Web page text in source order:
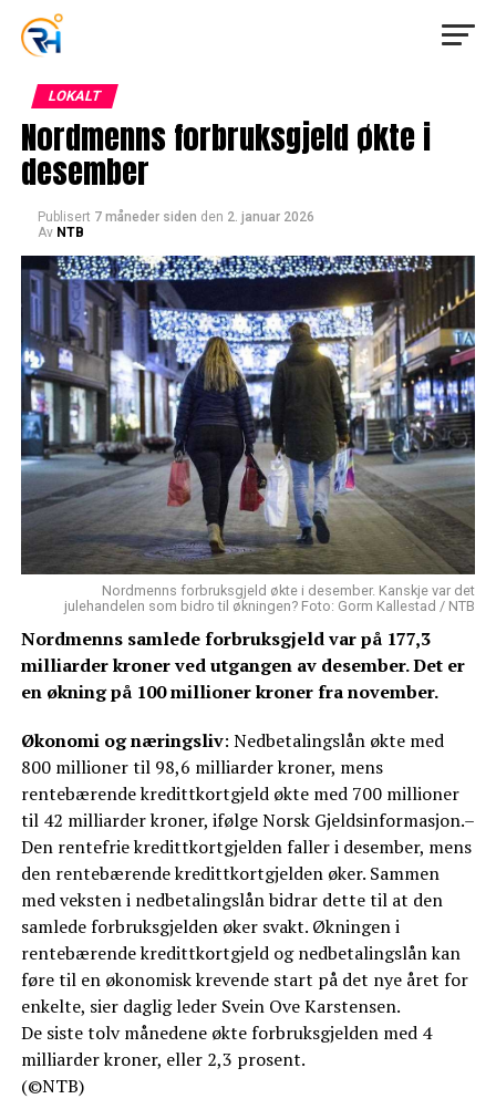
LOKALT
Nordmenns forbruksgjeld økte i
desember
Publisert 7 måneder siden den 2. januar 2026
Av NTB
Nordmenns forbruksgjeld økte i desember. Kanskje var det
julehandelen som bidro til økningen? Foto: Gorm Kallestad / NTB
Nordmenns samlede forbruksgjeld var på 177,3
milliarder kroner ved utgangen av desember. Det er
en økning på 100 millioner kroner fra november.
Økonomi og næringsliv: Nedbetalingslån økte med
800 millioner til 98,6 milliarder kroner, mens
rentebærende kredittkortgjeld økte med 700 millioner
til 42 milliarder kroner, ifølge Norsk Gjeldsinformasjon.–
Den rentefrie kredittkortgjelden faller i desember, mens
den rentebærende kredittkortgjelden øker. Sammen
med veksten i nedbetalingslån bidrar dette til at den
samlede forbruksgjelden øker svakt. Økningen i
rentebærende kredittkortgjeld og nedbetalingslån kan
føre til en økonomisk krevende start på det nye året for
enkelte, sier daglig leder Svein Ove Karstensen.
De siste tolv månedene økte forbruksgjelden med 4
milliarder kroner, eller 2,3 prosent.
(©NTB)